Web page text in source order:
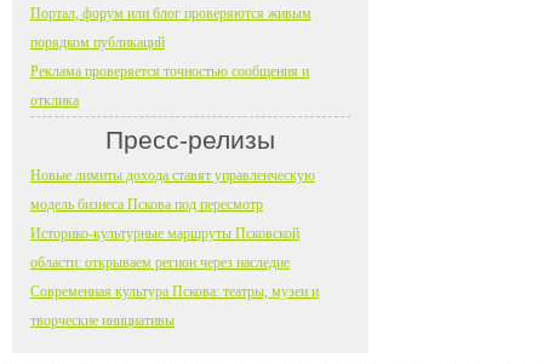
Портал, форум или блог проверяются живым
порядком публикаций
Реклама проверяется точностью сообщения и
отклика
Пресс-релизы
Новые лимиты дохода ставят управленческую
модель бизнеса Пскова под пересмотр
Историко-культурные маршруты Псковской
области: открываем регион через наследие
Современная культура Пскова: театры, музеи и
творческие инициативы